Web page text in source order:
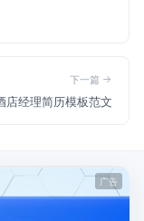
下一篇
店经理简历模板范文